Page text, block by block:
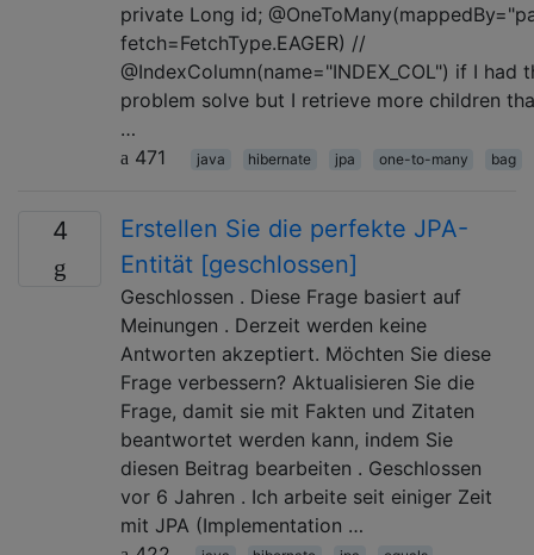
private Long id;
fetch=FetchType.EAGER) //
@IndexColumn(name="INDEX_COL") if I had
problem solve but I retrieve more children
…
471
java hibernate jpa one-to-many bag
4
Erstellen Sie die perfekte JPA-
Entität [geschlossen]
Geschlossen . Diese Frage basiert auf
Meinungen . Derzeit werden keine
Antworten akzeptiert. Möchten Sie diese
Frage verbessern? Aktualisieren Sie die
Frage, damit sie mit Fakten und Zitaten
beantwortet werden kann, indem Sie
diesen Beitrag bearbeiten . Geschlossen
vor 6 Jahren . Ich arbeite seit einiger Zeit
mit JPA (Implementation …